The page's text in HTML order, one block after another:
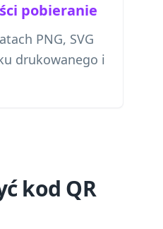
pobieranie
PNG, SVG
drukowanego i
kod QR